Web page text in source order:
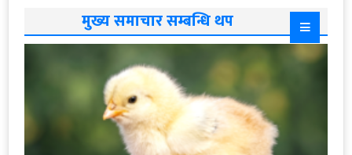
मुख्य समाचार सम्बन्धि थप